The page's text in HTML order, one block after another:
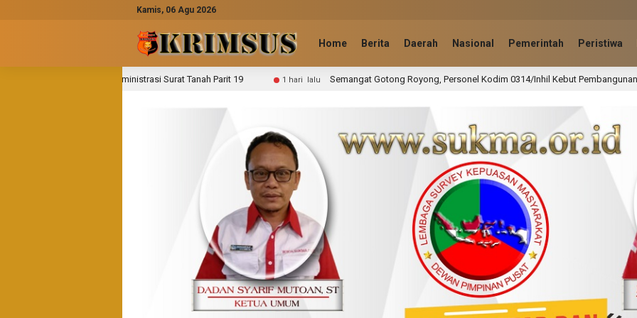
Kamis, 06 Agu 2026
Home Berita Daerah Nasional Pemerintah Peristiwa
1 hari lalu Semangat Gotong Royong, Personel Kodim 0314/Inhil Kebut Pembangunan Jembatan Perintis Garuda di